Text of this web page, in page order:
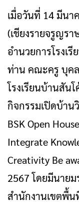
เมื่อวันที่ 14 มีนา
(เชียงรายจรูญร
อำนวยการโรงเ
ท่าน คณะครู บุค
โรงเรียนบ้านสัน
กิจกรรมเปิดบ้าน
BSK Open
Integrate
Creativity Be
2567 โดยมีนาย
สำนักงานเขตพื้น